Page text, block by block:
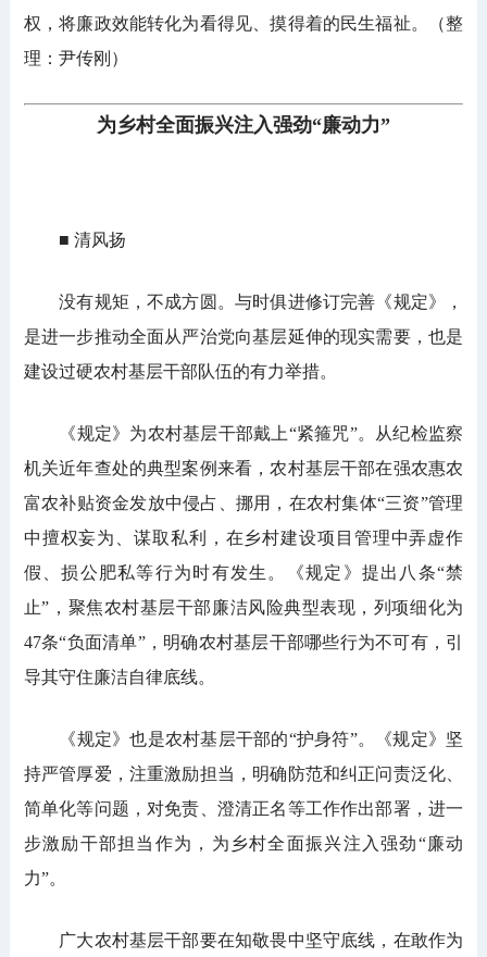
权，将廉政效能转化为看得见、摸得着的民生福祉。（整
理：尹传刚）
为乡村全面振兴注入强劲“廉动力”
■ 清风扬
没有规矩，不成方圆。与时俱进修订完善《规定》，
是进一步推动全面从严治党向基层延伸的现实需要，也是
建设过硬农村基层干部队伍的有力举措。
《规定》为农村基层干部戴上“紧箍咒”。从纪检监察
机关近年查处的典型案例来看，农村基层干部在强农惠农
富农补贴资金发放中侵占、挪用，在农村集体“三资”管理
中擅权妄为、谋取私利，在乡村建设项目管理中弄虚作
假、损公肥私等行为时有发生。《规定》提出八条“禁
止”，聚焦农村基层干部廉洁风险典型表现，列项细化为
47条“负面清单”，明确农村基层干部哪些行为不可有，引
导其守住廉洁自律底线。
《规定》也是农村基层干部的“护身符”。《规定》坚
持严管厚爱，注重激励担当，明确防范和纠正问责泛化、
简单化等问题，对免责、澄清正名等工作作出部署，进一
步激励干部担当作为，为乡村全面振兴注入强劲“廉动
力”。
广大农村基层干部要在知敬畏中坚守底线，在敢作为